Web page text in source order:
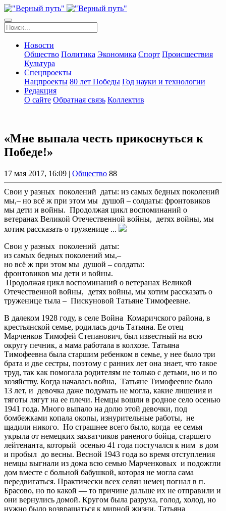
Новости
Общество Политика Экономика Спорт Происшествия
Культура
Спецпроекты
Нацпроекты 80 лет Победы Год науки и технологии
Редакция
О сайте Обратная связь Коллектив
«Мне выпала честь прикоснуться к
Победе!»
17 мая 2017, 16:09 | Общество 88
Свои у разных поколений даты: из самых бедных поколений
мы,– но всё ж при этом мы душой – солдаты: фронтовиков
мы дети и войны. Продолжая цикл воспоминаний о
ветеранах Великой Отечественной войны, детях войны, мы
хотим рассказать о труженице ...
Свои у разных поколений даты:
из самых бедных поколений мы,–
но всё ж при этом мы душой – солдаты:
фронтовиков мы дети и войны.
Продолжая цикл воспоминаний о ветеранах Великой
Отечественной войны, детях войны, мы хотим рассказать о
труженице тыла – Пискуновой Татьяне Тимофеевне.
В далеком 1928 году, в селе Война Комаричского района, в
крестьянской семье, родилась дочь Татьяна. Ее отец
Марченков Тимофей Степанович, был известный на всю
округу печник, а мама работала в колхозе. Татьяна
Тимофеевна была старшим ребенком в семье, у нее было три
брата и две сестры, поэтому с ранних лет она знает, что такое
труд, так как помогала родителям не только с детьми, но и по
хозяйству. Когда началась война, Татьяне Тимофеевне было
13 лет, и девочка даже подумать не могла, какие лишения и
тяготы лягут на ее плечи. Немцы вошли в родное село осенью
1941 года. Много выпало на долю этой девочки, под
бомбежками копала окопы, изнурительные работы, не
щадили никого. Но страшнее всего было, когда ее семья
укрыла от немецких захватчиков раненого бойца, старшего
лейтенанта, который осенью 41 года постучался к ним в дом
и пробыл до весны. Весной 1943 года во время отступления
немцы выгнали из дома всю семью Марченковых и подожгли
дом вместе с больной бабушкой, которая не могла сама
передвигаться. Практически всех селян немец погнал в п.
Брасово, но по какой — то причине дальше их не отправили и
они вернулись домой. Кругом была разруха, голод, холод, но
нужно было возвращаться к мирной жизни. Татьяна